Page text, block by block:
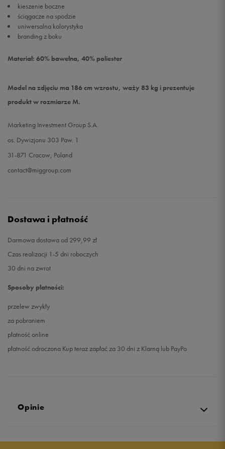
kieszenie boczne
ściągacze na spodzie
uniwersalna kolorystyka
branding z boku
Materiał: 60% bawełna, 40% poliester
Model na zdjęciu ma 186 cm wzrostu, waży 83 kg i prezentuje
produkt w rozmiarze M.
Marketing Investment Group S.A.
os. Dywizjonu 303 Paw. 1
31-871 Cracow, Poland
contact@miggroup.com
Dostawa i płatność
Darmowa dostawa od 299,99 zł
Czas realizacji 1-5 dni roboczych
30 dni na zwrot
Sposoby płatności:
przelew zwykły
za pobraniem
płatność online
płatność odroczona Kup teraz zapłać za 30 dni z Klarną lub PayPo
Opinie
4.7